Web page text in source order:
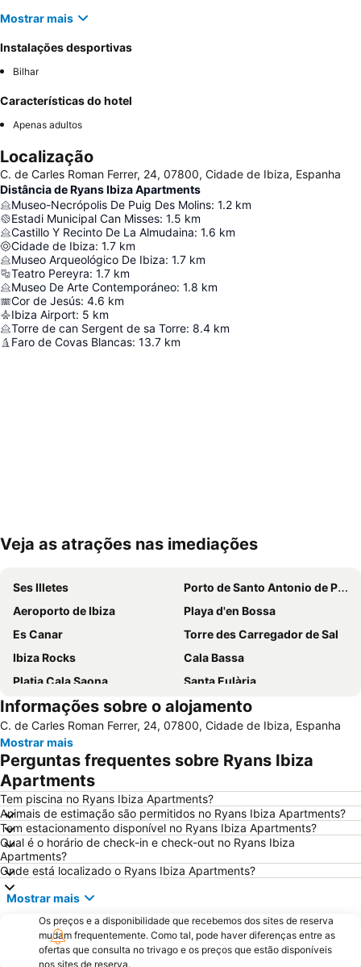
Mostrar mais
Instalações desportivas
Bilhar
Características do hotel
Apenas adultos
Localização
C. de Carles Roman Ferrer, 24, 07800, Cidade de Ibiza, Espanha
Distância de Ryans Ibiza Apartments
Museo-Necrópolis De Puig Des Molins: 1.2 km
Estadi Municipal Can Misses: 1.5 km
Castillo Y Recinto De La Almudaina: 1.6 km
Cidade de Ibiza: 1.7 km
Museo Arqueológico De Ibiza: 1.7 km
Teatro Pereyra: 1.7 km
Museo De Arte Contemporáneo: 1.8 km
Cor de Jesús: 4.6 km
Ibiza Airport: 5 km
Torre de can Sergent de sa Torre: 8.4 km
Faro de Covas Blancas: 13.7 km
Ampliar mapa
Veja as atrações nas imediações
Ses Illetes
Porto de Santo Antonio de Portmany
Aeroporto de Ibiza
Playa d'en Bossa
Es Canar
Torre des Carregador de Sal
Ibiza Rocks
Cala Bassa
Platja Cala Saona
Santa Eulària
Sa Real
Es Pujols
Migjorn
Port d'Eivissa
Bora Bora Ibiza
Cala Llonga
Ses Figueretes
Caló des Moro
Cala Saladeta
Talamanca
Platja de Sant Antoni o Platja des Reguero
Cala Tarida Beach
Club Nàutic Sant Antoni de Portmany
Cala d'Hort
Can Bossa
Casino de Ibiza
Port de Sant Miquel
Es Llimoners
Ses Salines
Llevant
Cala Llenya
Informações sobre o alojamento
C. de Carles Roman Ferrer, 24, 07800, Cidade de Ibiza, Espanha
Mostrar mais
Perguntas frequentes sobre Ryans Ibiza
Apartments
Tem piscina no Ryans Ibiza Apartments?
Animais de estimação são permitidos no Ryans Ibiza Apartments?
Tem estacionamento disponível no Ryans Ibiza Apartments?
Qual é o horário de check-in e check-out no Ryans Ibiza
Apartments?
Onde está localizado o Ryans Ibiza Apartments?
Mostrar mais
Os preços e a disponibilidade que recebemos dos sites de reserva
mudam frequentemente. Como tal, pode haver diferenças entre as
ofertas que consulta no trivago e os preços que estão disponíveis
nos sites de reserva.